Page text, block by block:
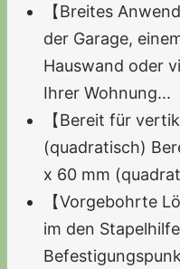
【Breites
der Garage,
Hauswand oder
Ihrer Wohnung...
【Bereit für
(quadratisch)
x 60 mm
【Vorgebohrte
im den